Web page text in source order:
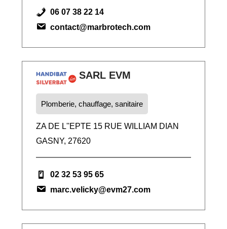
06 07 38 22 14
contact@marbrotech.com
SARL EVM
Plomberie, chauffage, sanitaire
ZA DE L''EPTE 15 RUE WILLIAM DIAN
GASNY, 27620
02 32 53 95 65
marc.velicky@evm27.com